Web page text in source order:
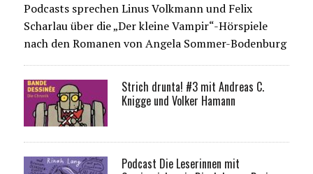
Podcasts sprechen Linus Volkmann und Felix
Scharlau über die „Der kleine Vampir“-Hörspiele
nach den Romanen von Angela Sommer-Bodenburg
Strich drunta! #3 mit Andreas C.
Knigge und Volker Hamann
Podcast Die Leserinnen mit